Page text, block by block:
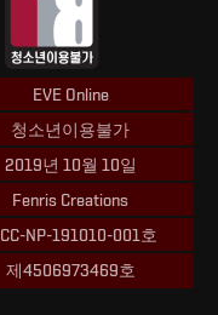
EVE Online
청소년이용불가
2019년 10월 10일
Fenris Creations
NP-191010-001호
제4506973469호